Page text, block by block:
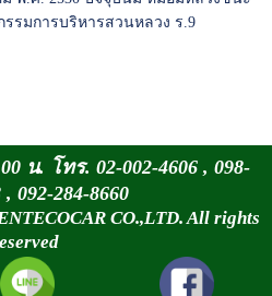
รมการบริหารสวนหลวง ร.9
น. โทร. 02-002-4606 , 098-
, 092-284-8660
CO.,LTD. All rights